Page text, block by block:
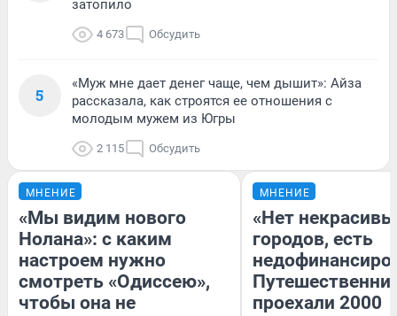
затопило
4 673 Обсудить
5
«Муж мне дает денег чаще, чем дышит»: Айза
рассказала, как строятся ее отношения с
молодым мужем из Югры
2 115 Обсудить
МНЕНИЕ
«Мы видим нового
Нолана»: с каким
настроем нужно
смотреть «Одиссею»,
чтобы она не
МНЕНИЕ
«Нет
городов, есть
проехали 2000